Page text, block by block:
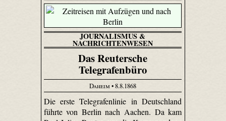
JOURNALISMUS &
NACHRICHTENWESEN
Das Reutersche
Telegrafenbüro
Daheim• 8.8.1868
Die erste Telegrafenlinie in Deutschland
führte von Berlin nach Aachen. Da kam